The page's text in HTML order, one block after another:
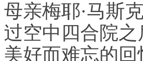
母亲梅耶·马斯
过空中四合院
美好而难忘的回